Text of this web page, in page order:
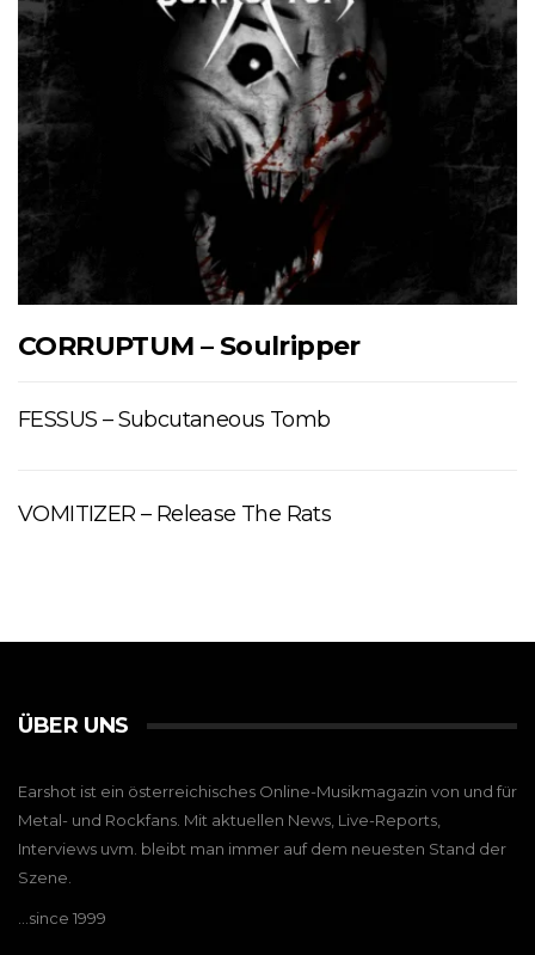
CORRUPTUM – Soulripper
FESSUS – Subcutaneous Tomb
VOMITIZER – Release The Rats
ÜBER UNS
Earshot ist ein österreichisches Online-Musikmagazin von und für
Metal- und Rockfans. Mit aktuellen News, Live-Reports,
Interviews uvm. bleibt man immer auf dem neuesten Stand der
Szene.
…since 1999